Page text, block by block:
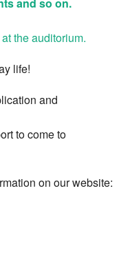
the auditorium.
life!
and
to come to
on our website: